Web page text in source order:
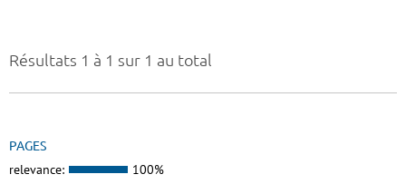
Résultats 1 à 1 sur 1 au total
PAGES
relevance: 100%